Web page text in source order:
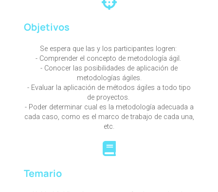
Objetivos
Se espera que las y los participantes logren:
- Comprender el concepto de metodología ágil.
- Conocer las posibilidades de aplicación de
metodologías ágiles.
- Evaluar la aplicación de métodos ágiles a todo tipo
de proyectos.
- Poder determinar cual es la metodología adecuada a
cada caso, como es el marco de trabajo de cada una,
etc.
Temario